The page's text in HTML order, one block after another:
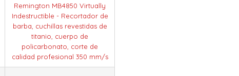
Remington MB4850 Virtually
Indestructible - Recortador de
barba, cuchillas revestidas de
titanio, cuerpo de
policarbonato, corte de
calidad profesional 350 mm/s